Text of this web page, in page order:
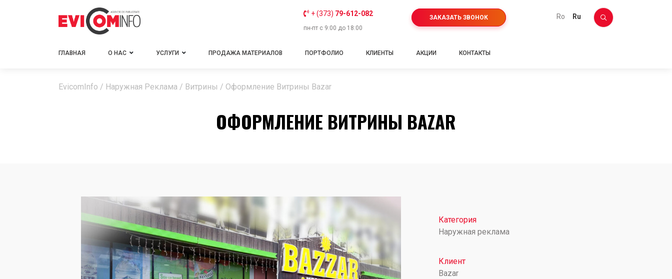
+ (373) 79-612-082
пн-пт с 9:00 до 18:00
ЗАКАЗАТЬ ЗВОНОК ro ru
ГЛАВНАЯ О НАС УСЛУГИ ПРОДАЖА МАТЕРИАЛОВ ПОРТФОЛИО КЛИЕНТЫ АКЦИИ КОНТАКТЫ
EvicomInfo / Наружная Реклама / Витрины / Оформление Витрины Bazar
ОФОРМЛЕНИЕ ВИТРИНЫ BAZAR
Категория
Наружная реклама
Клиент
Bazar